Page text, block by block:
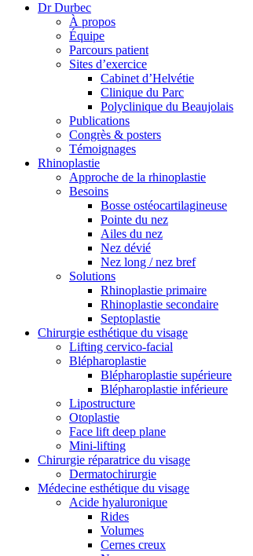
Dr Durbec
À propos
Équipe
Parcours patient
Sites d’exercice
Cabinet d’Helvétie
Clinique du Parc
Polyclinique du Beaujolais
Publications
Congrès & posters
Témoignages
Rhinoplastie
Approche de la rhinoplastie
Besoins
Bosse ostéocartilagineuse
Pointe du nez
Ailes du nez
Nez dévié
Nez long / nez bref
Solutions
Rhinoplastie primaire
Rhinoplastie secondaire
Septoplastie
Chirurgie esthétique du visage
Lifting cervico-facial
Blépharoplastie
Blépharoplastie supérieure
Blépharoplastie inférieure
Lipostructure
Otoplastie
Face lift deep plane
Mini-lifting
Chirurgie réparatrice du visage
Dermatochirurgie
Médecine esthétique du visage
Acide hyaluronique
Rides
Volumes
Cernes creux